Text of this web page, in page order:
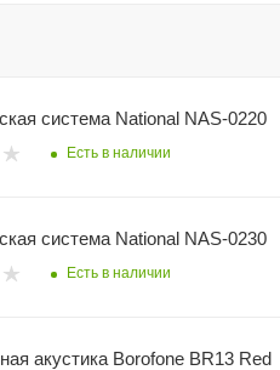
система National NAS-0220
Есть в наличии
система National NAS-0230
Есть в наличии
акустика Borofone BR13 Red